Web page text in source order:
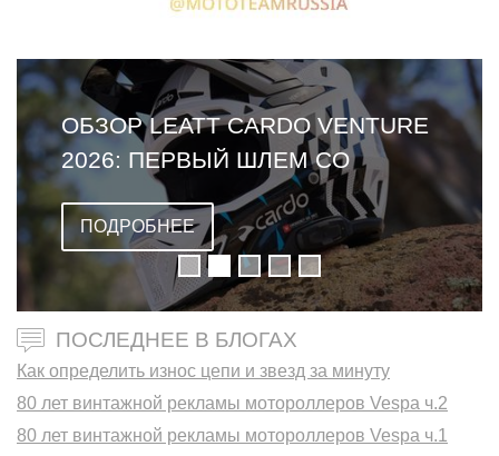
ОБЗОР LEATT CARDO VENTURE
2026: ПЕРВЫЙ ШЛЕМ СО
ВСТРОЕННОЙ ГАРНИТУРОЙ
ПОДРОБНЕЕ
ПОСЛЕДНЕЕ В БЛОГАХ
Как определить износ цепи и звезд за минуту
80 лет винтажной рекламы мотороллеров Vespa ч.2
80 лет винтажной рекламы мотороллеров Vespa ч.1